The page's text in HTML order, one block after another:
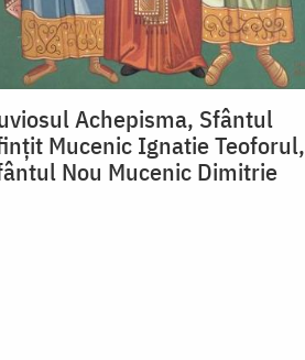
Achepisma, Sfântul
Mucenic Ignatie Teoforul,
Nou Mucenic Dimitrie